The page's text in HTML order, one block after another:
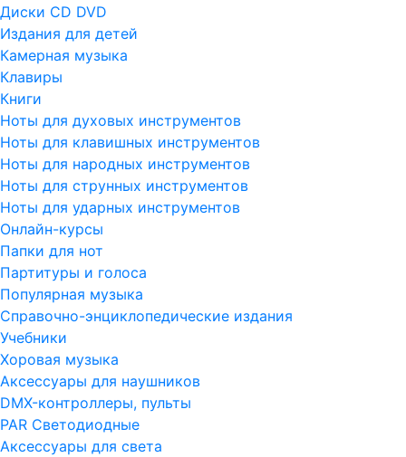
Диски CD DVD
Издания для детей
Камерная музыка
Клавиры
Книги
Ноты для духовых инструментов
Ноты для клавишных инструментов
Ноты для народных инструментов
Ноты для струнных инструментов
Ноты для ударных инструментов
Онлайн-курсы
Папки для нот
Партитуры и голоса
Популярная музыка
Справочно-энциклопедические издания
Учебники
Хоровая музыка
Аксессуары для наушников
DMX-контроллеры, пульты
PAR Светодиодные
Аксессуары для света